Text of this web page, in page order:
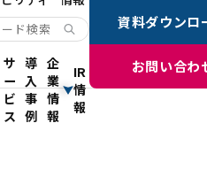
サ
ー
ビ
ス
導
入
事
例
企
業
情
報
IR
情
報
資料ダウンロ
お問い合わ